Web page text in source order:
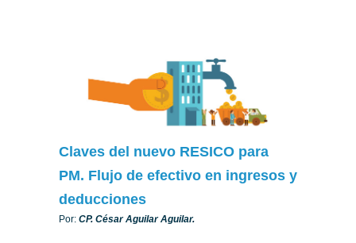
Claves del nuevo RESICO para
PM. Flujo de efectivo en ingresos y
deducciones
Por: CP. César Aguilar Aguilar.